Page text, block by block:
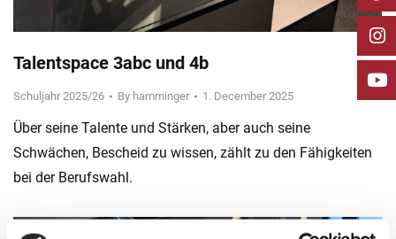
Talentspace 3abc und 4b
Schuljahr 2025/26 By hamminger 1. December 2025
Über seine Talente und Stärken, aber auch seine
Schwächen, Bescheid zu wissen, zählt zu den Fähigkeiten
bei der Berufswahl.